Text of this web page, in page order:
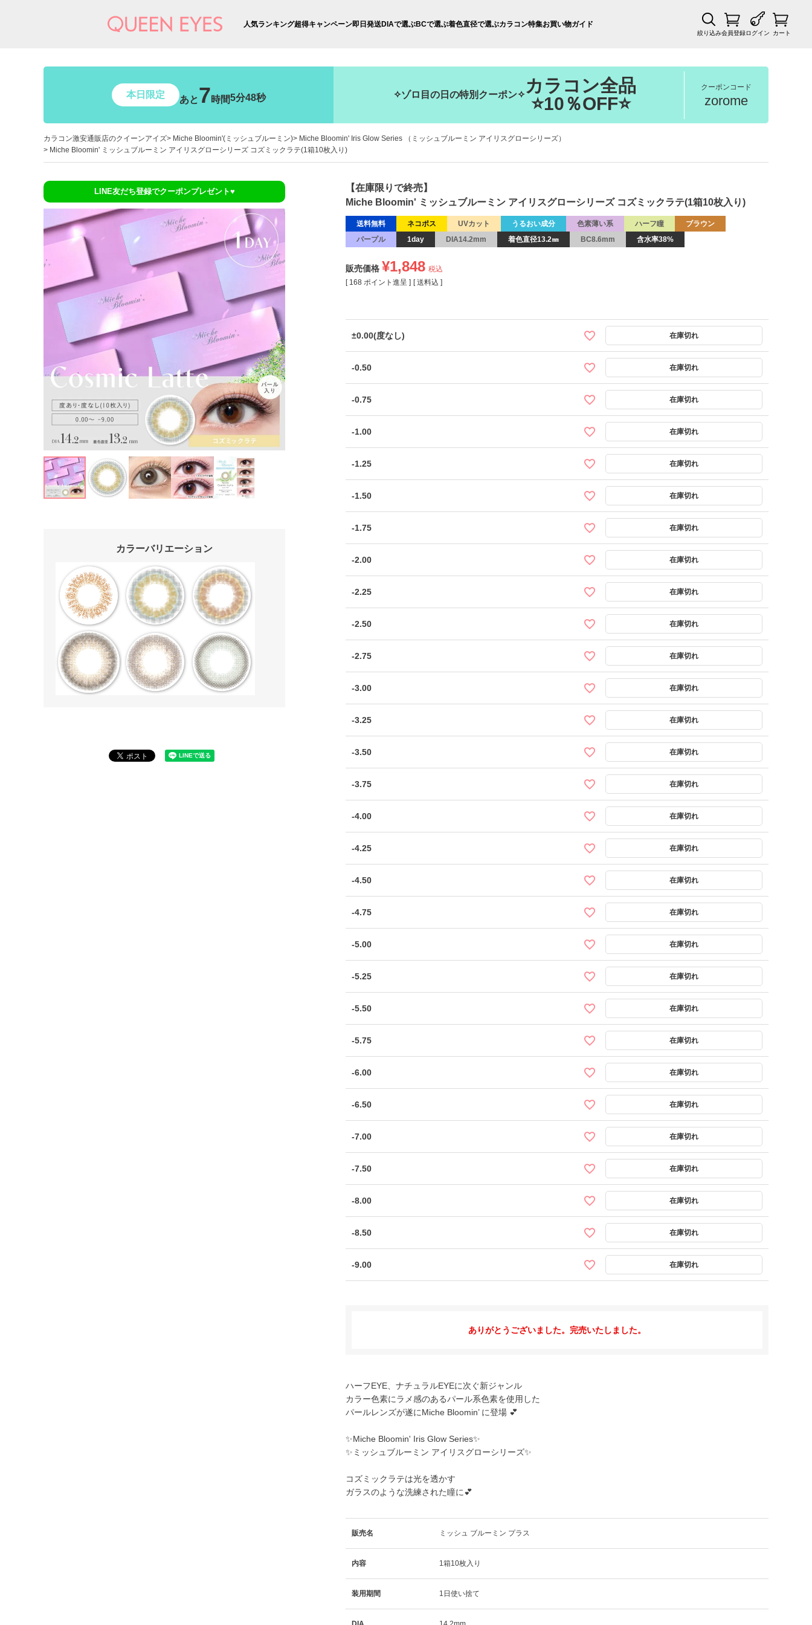
人気ランキング超得キャンペーン即日発送DIAで選ぶBCで選ぶ着色直径で選ぶカラコン特集お買い物ガイド
絞り込み会員登録ログイン カート
本日限定 あと7時間5分47秒 ✧ゾロ目の日の特別クーポン✧ カラコン全品
⭐10％OFF⭐
クーポンコード
zorome
カラコン激安通販店のクイーンアイズ Miche Bloomin'(ミッシュブルーミン)
Miche Bloomin' Iris Glow Series （ミッシュブルーミン アイリスグローシリーズ）
Miche Bloomin' ミッシュブルーミン アイリスグローシリーズ コズミックラテ(1箱10枚入り)
LINE友だち登録でクーポンプレゼント♥
カラーバリエーション
【在庫限りで終売】
Miche Bloomin' ミッシュブルーミン アイリスグローシリーズ コズミックラテ(1箱10枚入り)
送料無料 ネコポス UVカット うるおい成分 色素薄い系 ハーフ瞳
ブラウン
パープル
1day DIA14.2mm 着色直径13.2㎜ BC8.6mm 含水率38%
販売価格 ¥1,848 税込
[ 168 ポイント進呈 ] 送料込
±0.00(度なし)
-0.50
-0.75
-1.00
-1.25
-1.50
-1.75
-2.00
-2.25
-2.50
-2.75
-3.00
-3.25
-3.50
-3.75
-4.00
-4.25
-4.50
-4.75
-5.00
-5.25
-5.50
-5.75
-6.00
-6.50
-7.00
-7.50
-8.00
-8.50
-9.00
ありがとうございました。完売いたしました。
ハーフEYE、ナチュラルEYEに次ぐ新ジャンル
カラー色素にラメ感のあるパール系色素を使用した
パールレンズが遂にMiche Bloomin’ に登場 💕
✨Miche Bloomin' Iris Glow Series✨
✨ミッシュブルーミン アイリスグローシリーズ✨
コズミックラテは光を透かす
ガラスのような洗練された瞳に💕
販売名 ミッシュ ブルーミン プラス
内容 1箱10枚入り
装用期間 1日使い捨て